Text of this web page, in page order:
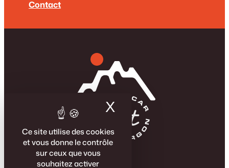
Ce site utilise des cookies
et vous donne le contrôle
sur ceux que vous
souhaitez activer
X Masquer le
Contact
La Famille Agest